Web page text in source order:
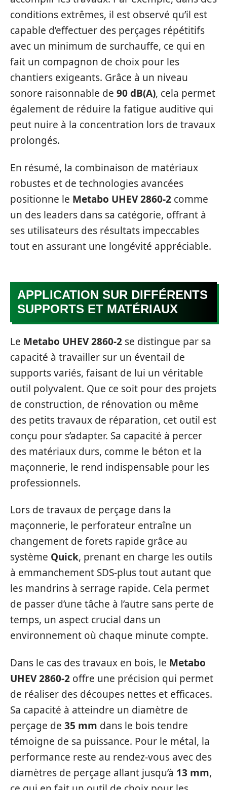
conditions extrêmes, il est observé qu’il est
capable d’effectuer des perçages répétitifs
avec un minimum de surchauffe, ce qui en
fait un compagnon de choix pour les
chantiers exigeants. Grâce à un niveau
sonore raisonnable de 90 dB(A), cela permet
également de réduire la fatigue auditive qui
peut nuire à la concentration lors de travaux
prolongés.
En résumé, la combinaison de matériaux
robustes et de technologies avancées
positionne le Metabo UHEV 2860-2 comme
un des leaders dans sa catégorie, offrant à
ses utilisateurs des résultats impeccables
tout en assurant une longévité appréciable.
APPLICATION SUR DIFFÉRENTS
SUPPORTS ET MATÉRIAUX
Le Metabo UHEV 2860-2 se distingue par sa
capacité à travailler sur un éventail de
supports variés, faisant de lui un véritable
outil polyvalent. Que ce soit pour des projets
de construction, de rénovation ou même
des petits travaux de réparation, cet outil est
conçu pour s’adapter. Sa capacité à percer
des matériaux durs, comme le béton et la
maçonnerie, le rend indispensable pour les
professionnels.
Lors de travaux de perçage dans la
maçonnerie, le perforateur entraîne un
changement de forets rapide grâce au
système Quick, prenant en charge les outils
à emmanchement SDS-plus tout autant que
les mandrins à serrage rapide. Cela permet
de passer d’une tâche à l’autre sans perte de
temps, un aspect crucial dans un
environnement où chaque minute compte.
Dans le cas des travaux en bois, le Metabo
UHEV 2860-2 offre une précision qui permet
de réaliser des découpes nettes et efficaces.
Sa capacité à atteindre un diamètre de
perçage de 35 mm dans le bois tendre
témoigne de sa puissance. Pour le métal, la
performance reste au rendez-vous avec des
diamètres de perçage allant jusqu’à 13 mm,